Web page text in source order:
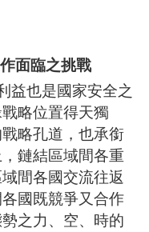
面臨之挑戰
益也是國家安全之
略位置得天獨
略孔道，也承銜
鏈結區域間各重
間各國交流往返
國既競爭又合作
之力、空、時的